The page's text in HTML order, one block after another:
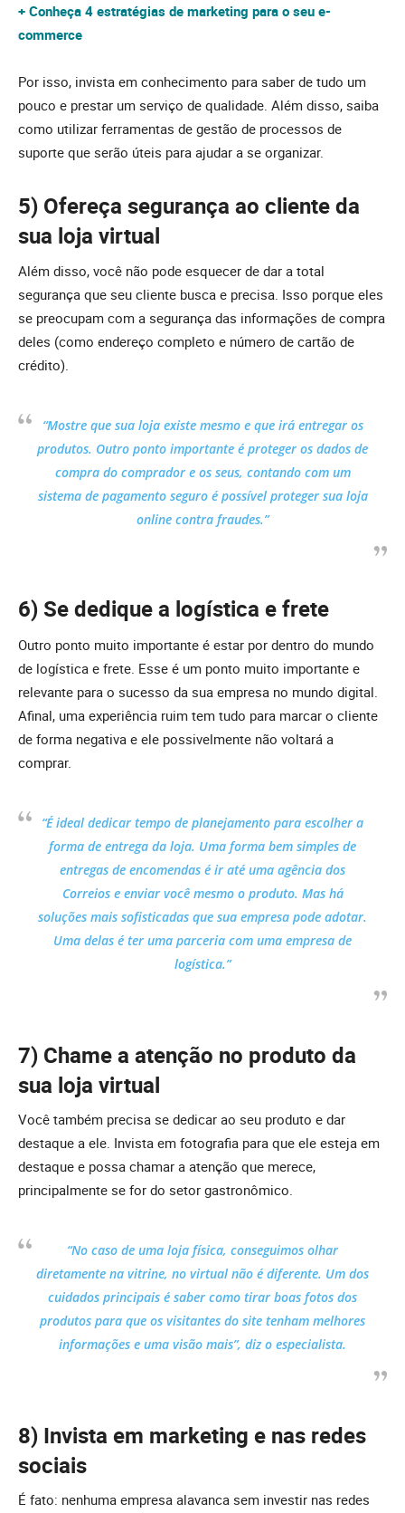
+ Conheça 4 estratégias de marketing para o seu e-
commerce
Por isso, invista em conhecimento para saber de tudo um
pouco e prestar um serviço de qualidade. Além disso, saiba
como utilizar ferramentas de gestão de processos de
suporte que serão úteis para ajudar a se organizar.
5) Ofereça segurança ao cliente da
sua loja virtual
Além disso, você não pode esquecer de dar a total
segurança que seu cliente busca e precisa. Isso porque eles
se preocupam com a segurança das informações de compra
deles (como endereço completo e número de cartão de
crédito).
“Mostre que sua loja existe mesmo e que irá entregar os
produtos. Outro ponto importante é proteger os dados de
compra do comprador e os seus, contando com um
sistema de pagamento seguro é possível proteger sua loja
online contra fraudes.”
6) Se dedique a logística e frete
Outro ponto muito importante é estar por dentro do mundo
de logística e frete. Esse é um ponto muito importante e
relevante para o sucesso da sua empresa no mundo digital.
Afinal, uma experiência ruim tem tudo para marcar o cliente
de forma negativa e ele possivelmente não voltará a
comprar.
“É ideal dedicar tempo de planejamento para escolher a
forma de entrega da loja. Uma forma bem simples de
entregas de encomendas é ir até uma agência dos
Correios e enviar você mesmo o produto. Mas há
soluções mais sofisticadas que sua empresa pode adotar.
Uma delas é ter uma parceria com uma empresa de
logística.”
7) Chame a atenção no produto da
sua loja virtual
Você também precisa se dedicar ao seu produto e dar
destaque a ele. Invista em fotografia para que ele esteja em
destaque e possa chamar a atenção que merece,
principalmente se for do setor gastronômico.
“No caso de uma loja física, conseguimos olhar
diretamente na vitrine, no virtual não é diferente. Um dos
cuidados principais é saber como tirar boas fotos dos
produtos para que os visitantes do site tenham melhores
informações e uma visão mais”, diz o especialista.
8) Invista em marketing e nas redes
sociais
É fato: nenhuma empresa alavanca sem investir nas redes